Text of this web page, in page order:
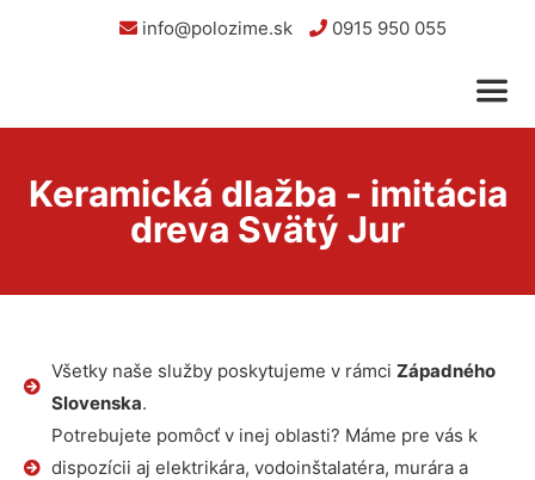
info@polozime.sk 0915 950 055
Keramická dlažba - imitácia
dreva Svätý Jur
Všetky naše služby poskytujeme v rámci Západného
Slovenska.
Potrebujete pomôcť v inej oblasti? Máme pre vás k
dispozícii aj elektrikára, vodoinštalatéra, murára a